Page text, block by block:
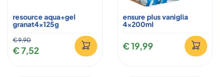
resource aqua+gel
granat4x125g
€ 9,90
€ 7,52
ensure plus vaniglia
4x200ml
€ 19,99